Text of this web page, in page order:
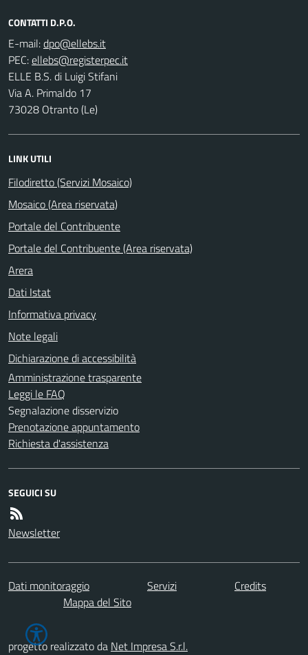
CONTATTI D.P.O.
E-mail:
PEC:
ELLE B.S. di Luigi Stifani
Via A. Primaldo 17
73028 Otranto (Le)
LINK UTILI
Filodiretto (Servizi Mosaico)
Mosaico (Area riservata)
Portale del Contribuente
Portale del Contribuente (Area riservata)
Arera
Dati Istat
Informativa privacy
Note legali
Dichiarazione di accessibilità
Amministrazione trasparente
Leggi le FAQ
Segnalazione disservizio
Prenotazione appuntamento
Richiesta d'assistenza
SEGUICI SU
Newsletter
Dati monitoraggio Servizi
Credits
Mappa del Sito
progetto realizzato da Net Impresa S.r.l.